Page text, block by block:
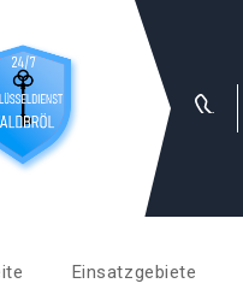
Einsatzgebiete